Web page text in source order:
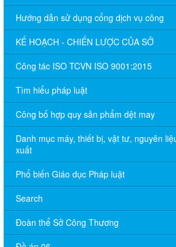
Hướng dẫn sử dụng cổng dịch vụ công
KẾ HOẠCH - CHIẾN LƯỢC CỦA SỞ
Công tác ISO TCVN ISO 9001:2015
Tìm hiểu pháp luật
Công bố hợp quy sản phẩm dệt may
Danh mục máy, thiết bị, vật tư, nguyên
xuất
Phổ biến Giáo dục Pháp luật
Search
Đoàn thể Sở Công Thương